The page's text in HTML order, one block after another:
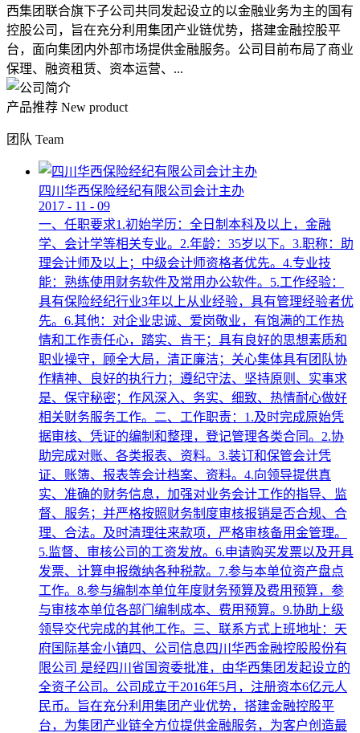
西集团联合旗下子公司共同发起设立的以金融业务为主的国有
控股公司，旨在充分利用集团产业链优势，搭建金融控股平
台，面向集团内外部市场提供金融服务。公司目前布局了商业
保理、融资租赁、资本运营、...
产品推荐 New product
团队 Team
四川华西保险经纪有限公司会计主办
2017 - 11 - 09
一、任职要求1.初始学历：全日制本科及以上，金融
学、会计学等相关专业。2.年龄：35岁以下。3.职称：助
理会计师及以上；中级会计师资格者优先。4.专业技
能：熟练使用财务软件及常用办公软件。5.工作经验：
具有保险经纪行业3年以上从业经验，具有管理经验者优
先。6.其他：对企业忠诚、爱岗敬业，有饱满的工作热
情和工作责任心，踏实、肯干；具有良好的思想素质和
职业操守，顾全大局，清正廉洁；关心集体具有团队协
作精神、良好的执行力；遵纪守法、坚持原则、实事求
是、保守秘密；作风深入、务实、细致、热情耐心做好
相关财务服务工作。二、工作职责：1.及时完成原始凭
据审核、凭证的编制和整理，登记管理各类合同。2.协
助完成对账、各类报表、资料。3.装订和保管会计凭
证、账簿、报表等会计档案、资料。4.向领导提供真
实、准确的财务信息，加强对业务会计工作的指导、监
督、服务；并严格按照财务制度审核报销是否合规、合
理、合法。及时清理往来款项，严格审核备用金管理。
5.监督、审核公司的工资发放。6.申请购买发票以及开具
发票、计算申报缴纳各种税款。7.参与本单位资产盘点
工作。8.参与编制本单位年度财务预算及费用预算，参
与审核本单位各部门编制成本、费用预算。9.协助上级
领导交代完成的其他工作。三、联系方式上班地址：天
府国际基金小镇四、公司信息四川华西金融控股股份有
限公司 是经四川省国资委批准，由华西集团发起设立的
全资子公司。公司成立于2016年5月，注册资本6亿元人
民币。旨在充分利用集团产业优势，搭建金融控股平
台，为集团产业链全方位提供金融服务，为客户创造最